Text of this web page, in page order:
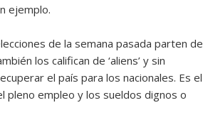
ejemplo.
de la semana pasada parten de
los califican de ‘aliens’ y sin
el país para los nacionales. Es el
pleno empleo y los sueldos dignos o